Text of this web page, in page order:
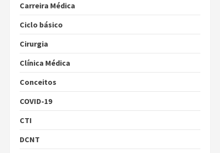
Carreira Médica
Ciclo básico
Cirurgia
Clínica Médica
Conceitos
COVID-19
CTI
DCNT